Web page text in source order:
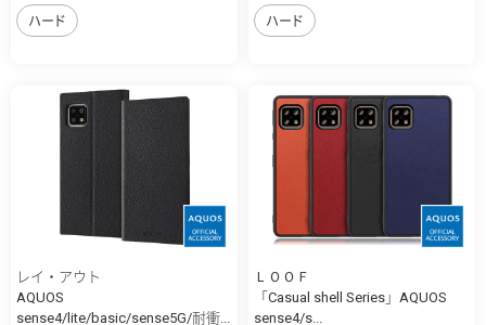
ハード ハード
レイ・アウト
AQUOS
sense4/lite/basic/sense5G/耐衝...
ＬＯＯＦ
「Casual shell Series」AQUOS
sense4/s...